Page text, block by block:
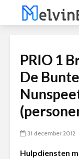
PRIO 1
De
31 december 2012
Hulpdiensten